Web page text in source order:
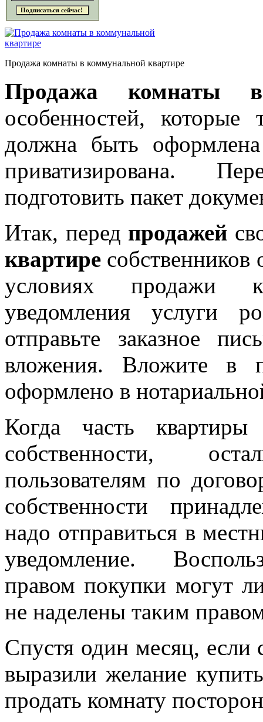
Продажа комнаты в коммунальной квартире
Продажа
комнаты
особенностей, которые
должна быть
приватизирована.
подготовить пакет
Итак, перед продажей
квартире собственников
условиях продажи
уведомления услуги
отправьте заказное
вложения. Вложите в
оформлено в
Когда часть
собственности,
пользователям по
собственности
надо отправиться в
уведомление.
правом покупки могут
не наделены таким
Спустя один месяц, если
выразили желание
продать комнату